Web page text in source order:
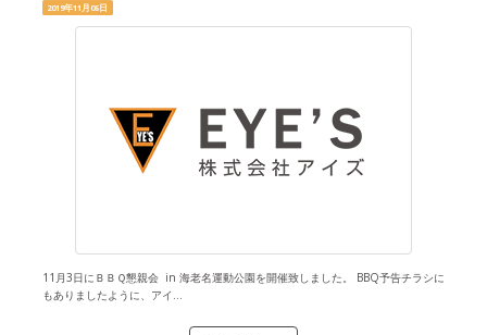
2019年11月06日
11月3日にＢＢＱ懇親会 in 海老名運動公園を開催致しました。 BBQ予告チラシに
もありましたように、アイ...